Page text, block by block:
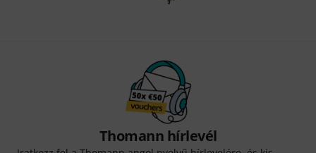
Thomann hírlevél